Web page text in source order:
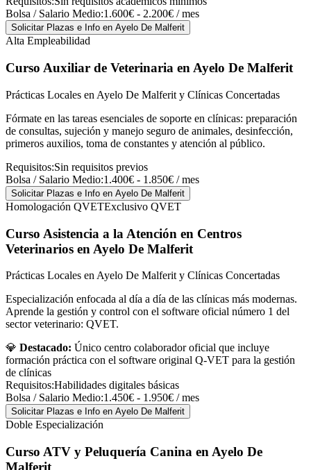
Bolsa / Salario Medio:1.600€ - 2.200€ / mes
Solicitar Plazas e Info en Ayelo De Malferit
Alta Empleabilidad
Curso Auxiliar de Veterinaria en Ayelo De Malferit
Prácticas Locales en Ayelo De Malferit y Clínicas Concertadas
Fórmate en las tareas esenciales de soporte en clínicas: preparación
de consultas, sujeción y manejo seguro de animales, desinfección,
primeros auxilios, toma de constantes y atención al público.
Requisitos:Sin requisitos previos
Bolsa / Salario Medio:1.400€ - 1.850€ / mes
Solicitar Plazas e Info en Ayelo De Malferit
Homologación QVETExclusivo QVET
Curso Asistencia a la Atención en Centros
Veterinarios en Ayelo De Malferit
Prácticas Locales en Ayelo De Malferit y Clínicas Concertadas
Especialización enfocada al día a día de las clínicas más modernas.
Aprende la gestión y control con el software oficial número 1 del
sector veterinario: QVET.
💎 Destacado: Único centro colaborador oficial que incluye
formación práctica con el software original Q-VET para la gestión
de clínicas
Requisitos:Habilidades digitales básicas
Bolsa / Salario Medio:1.450€ - 1.950€ / mes
Solicitar Plazas e Info en Ayelo De Malferit
Doble Especialización
Curso ATV y Peluquería Canina en Ayelo De
Malferit